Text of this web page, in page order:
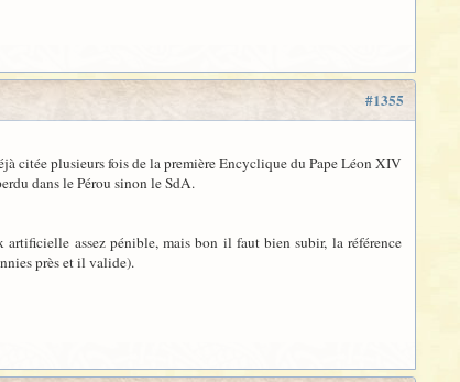
#1355
citée plusieurs fois de la première Encyclique du Pape Léon XIV
dans le Pérou sinon le SdA.
artificielle assez pénible, mais bon il faut bien subir, la référence
près et il valide).